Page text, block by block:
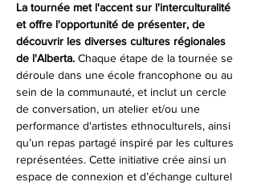
La tournée met l'accent sur l'interculturalité
et offre l'opportunité de présenter, de
découvrir les diverses cultures régionales
de l'Alberta. Chaque étape de la tournée se
déroule dans une école francophone ou au
sein de la communauté, et inclut un cercle
de conversation, un atelier et/ou une
performance d'artistes ethnoculturels, ainsi
qu’un repas partagé inspiré par les cultures
représentées. Cette initiative crée ainsi un
espace de connexion et d’échange culturel